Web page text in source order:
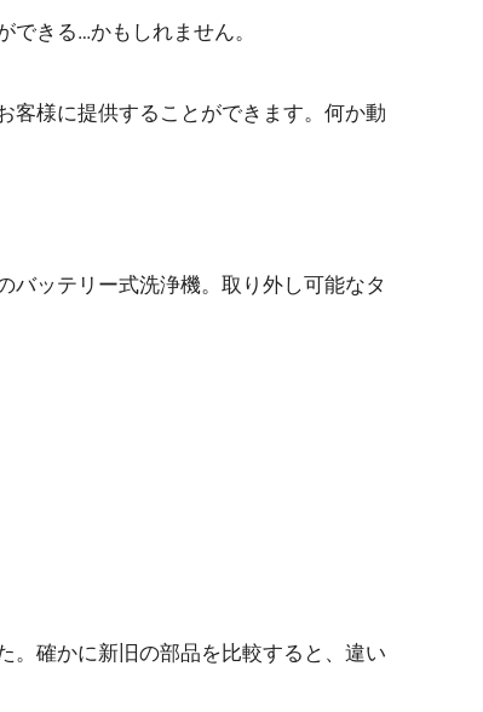
きる…かもしれません。
客様に提供することができます。何か動
バッテリー式洗浄機。取り外し可能なタ
。確かに新旧の部品を比較すると、違い